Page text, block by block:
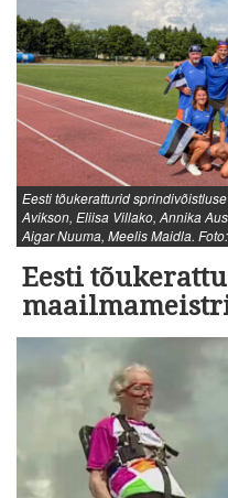
Eesti tõukeratturid
Avikson, Eliisa Villako, Annika
Aigar Nuuma, Meelis Maidla.
Eesti